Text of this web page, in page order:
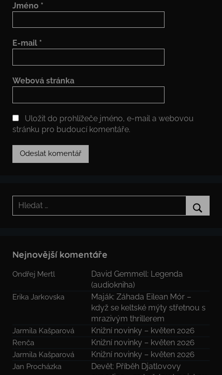
Jméno *
E-mail *
Webová stránka
Uložit do prohlížeče jméno, e-mail a webovou
stránku pro budoucí komentáře.
Hledat:
Nejnovější komentáře
Ondřej Mertl
David Gemmell: Legenda
(audiokniha)
Erika Jarkovska
Maják: Záhada Eilean Mór –
když se keltské mýty střetnou s
mrazivým thrillerem
Jarmila Kašparová Knižní novinky – květen 2026
Renča Knižní novinky – květen 2026
Jarmila Kašparová Knižní novinky – květen 2026
Jan Procházka
Devět: Příběh Djatlovovy